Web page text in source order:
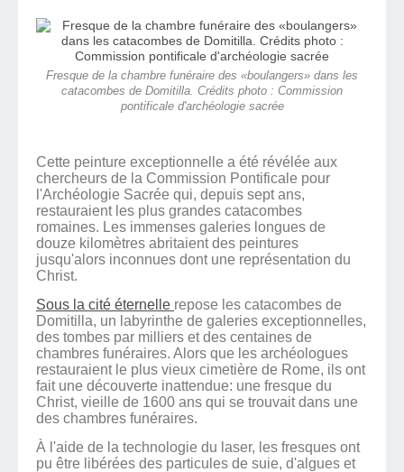
Fresque de la chambre funéraire des «boulangers» dans les
catacombes de Domitilla. Crédits photo : Commission
pontificale d'archéologie sacrée
Cette peinture exceptionnelle a été révélée aux
chercheurs de la Commission Pontificale pour
l'Archéologie Sacrée qui, depuis sept ans,
restauraient les plus grandes catacombes
romaines. Les immenses galeries longues de
douze kilomètres abritaient des peintures
jusqu'alors inconnues dont une représentation du
Christ.
Sous la cité éternelle repose les catacombes de
Domitilla, un labyrinthe de galeries exceptionnelles,
des tombes par milliers et des centaines de
chambres funéraires. Alors que les archéologues
restauraient le plus vieux cimetière de Rome, ils ont
fait une découverte inattendue: une fresque du
Christ, vieille de 1600 ans qui se trouvait dans une
des chambres funéraires.
À l'aide de la technologie du laser, les fresques ont
pu être libérées des particules de suie, d'algues et